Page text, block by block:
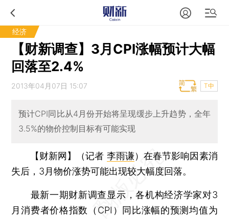
经济
【财新调查】3月CPI涨幅预计大幅
回落至2.4%
2013年04月07日 15:07 T中
预计CPI同比从4月份开始将呈现缓步上升趋势，全年
3.5%的物价控制目标有可能实现
【财新网】（记者 李雨谦） 在春节影响因素消
失后，3月物价涨势可能出现较大幅度回落。
最新一期财新调查显示，各机构经济学家对3
月消费者价格指数（CPI）同比涨幅的预测均值为